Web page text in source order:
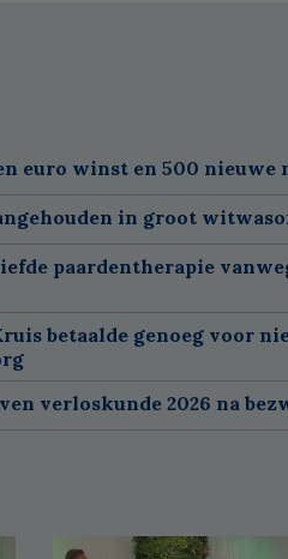
euro winst en 500 nieuwe
in groot
paardentherapie
betaalde genoeg voor
verloskunde 2026 na